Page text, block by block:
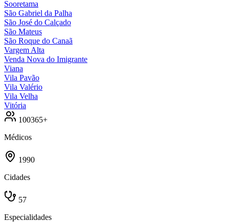
Sooretama
São Gabriel da Palha
São José do Calçado
São Mateus
São Roque do Canaã
Vargem Alta
Venda Nova do Imigrante
Viana
Vila Pavão
Vila Valério
Vila Velha
Vitória
100365+
Médicos
1990
Cidades
57
Especialidades